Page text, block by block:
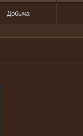
Добыча